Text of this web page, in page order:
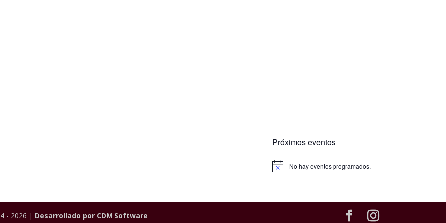
Próximos eventos
No hay eventos programados.
- 2026 | Desarrollado por CDM Software